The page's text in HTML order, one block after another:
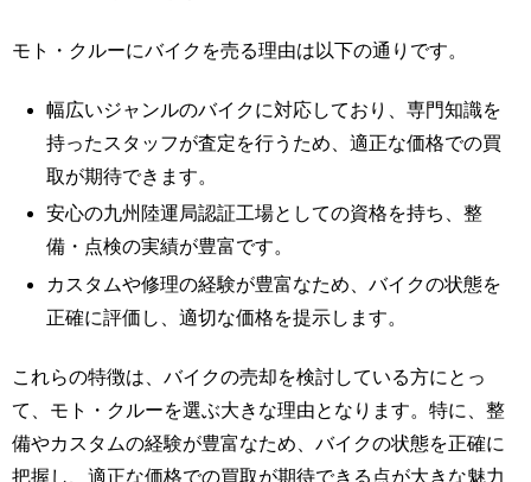
モト・クルーにバイクを売る理由は以下の通りです。
幅広いジャンルのバイクに対応しており、専門知識を
持ったスタッフが査定を行うため、適正な価格での買
取が期待できます。
安心の九州陸運局認証工場としての資格を持ち、整
備・点検の実績が豊富です。
カスタムや修理の経験が豊富なため、バイクの状態を
正確に評価し、適切な価格を提示します。
これらの特徴は、バイクの売却を検討している方にとっ
て、モト・クルーを選ぶ大きな理由となります。特に、整
備やカスタムの経験が豊富なため、バイクの状態を正確に
把握し、適正な価格での買取が期待できる点が大きな魅力